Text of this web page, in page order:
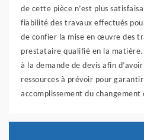
de cette pièce n’est plus
fiabilité des travaux effectués
de confier la mise en œuvre des
prestataire qualifié en la matière.
à la demande de devis afin
ressources à prévoir pour
accomplissement du changement